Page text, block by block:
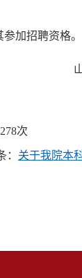
加招聘资格。
次
： 关于我院本